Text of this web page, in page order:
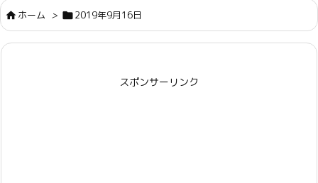
サイド

前へ
ホーム > 2019年9月16日
スポンサーリンク